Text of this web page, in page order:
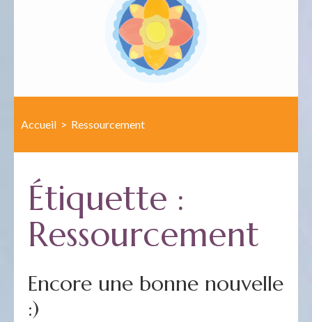
Accueil > Ressourcement
Étiquette :
Ressourcement
Encore une bonne nouvelle
:)